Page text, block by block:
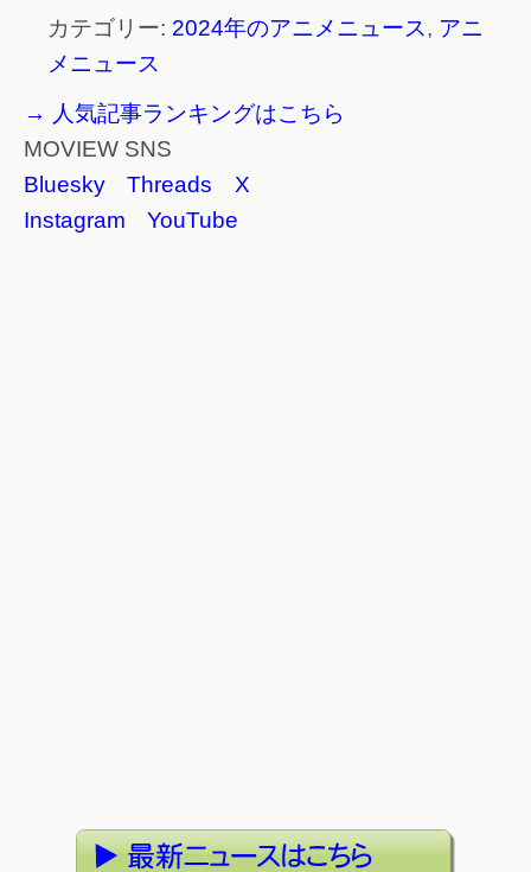
カテゴリー: 2024年のアニメニュース, アニ
メニュース
→ 人気記事ランキングはこちら
MOVIEW SNS
Bluesky
Threads
X
Instagram
YouTube